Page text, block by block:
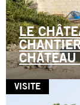
LE
VISITE